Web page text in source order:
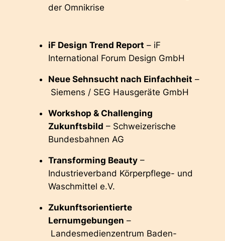
der Omnikrise
iF Design Trend Report – iF
International Forum Design GmbH
Neue Sehnsucht nach Einfachheit –
Siemens / SEG Hausgeräte GmbH
Workshop & Challenging
Zukunftsbild – Schweizerische
Bundesbahnen AG
Transforming Beauty –
Industrieverband Körperpflege- und
Waschmittel e.V.
Zukunftsorientierte
Lernumgebungen –
Landesmedienzentrum Baden-